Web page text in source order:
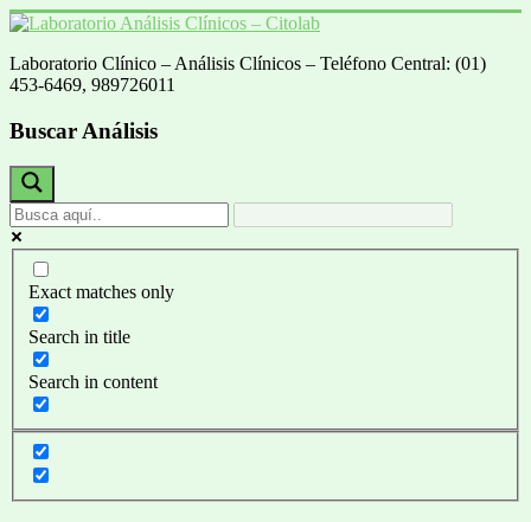
Saltar
contenido
Laboratorio
Análisis
Clínicos
–
Citolab
Análisis
Clínicos
Laboratorio Clínico – Análisis Clínicos – Teléfono Central: (01)
453-6469, 989726011
Buscar Análisis
Exact matches only
Search in title
Search in content